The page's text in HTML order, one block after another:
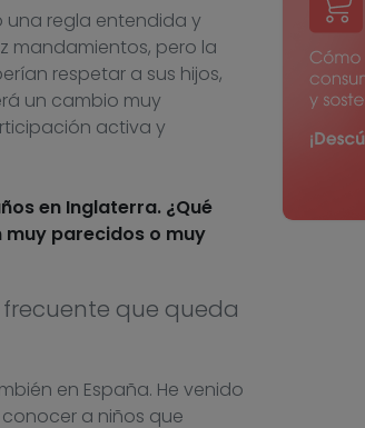
una regla entendida y
mandamientos, pero la
respetar a sus hijos,
un cambio muy
activa y
en Inglaterra. ¿Qué
parecidos o muy
que queda
en España. He venido
a niños que